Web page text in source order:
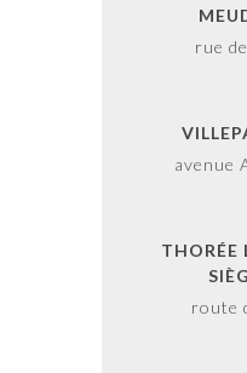
rue
avenue
THORÉE
route